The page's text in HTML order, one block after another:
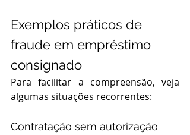
Exemplos práticos de
fraude em empréstimo
consignado
Para facilitar a compreensão, veja
algumas situações recorrentes:
Contratação sem autorização